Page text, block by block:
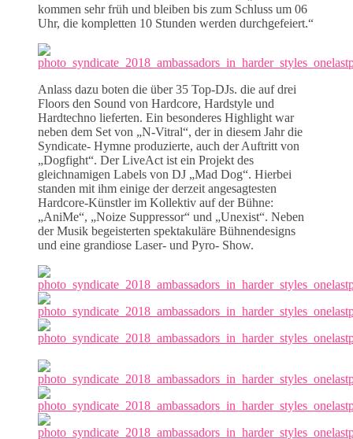
kommen sehr früh und bleiben bis zum Schluss um 06
Uhr, die kompletten 10 Stunden werden durchgefeiert.“
Anlass dazu boten die über 35 Top-DJs. die auf drei
Floors den Sound von Hardcore, Hardstyle und
Hardtechno lieferten. Ein besonderes Highlight war
neben dem Set von „N-Vitral“, der in diesem Jahr die
Syndicate- Hymne produzierte, auch der Auftritt von
„Dogfight“. Der LiveAct ist ein Projekt des
gleichnamigen Labels von DJ „Mad Dog“. Hierbei
standen mit ihm einige der derzeit angesagtesten
Hardcore-Künstler im Kollektiv auf der Bühne:
„AniMe“, „Noize Suppressor“ und „Unexist“. Neben
der Musik begeisterten spektakuläre Bühnendesigns
und eine grandiose Laser- und Pyro- Show.